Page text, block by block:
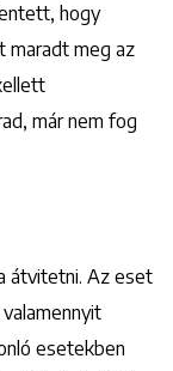
hogy
maradt meg az
már nem fog
átvitetni. Az eset
esetekben